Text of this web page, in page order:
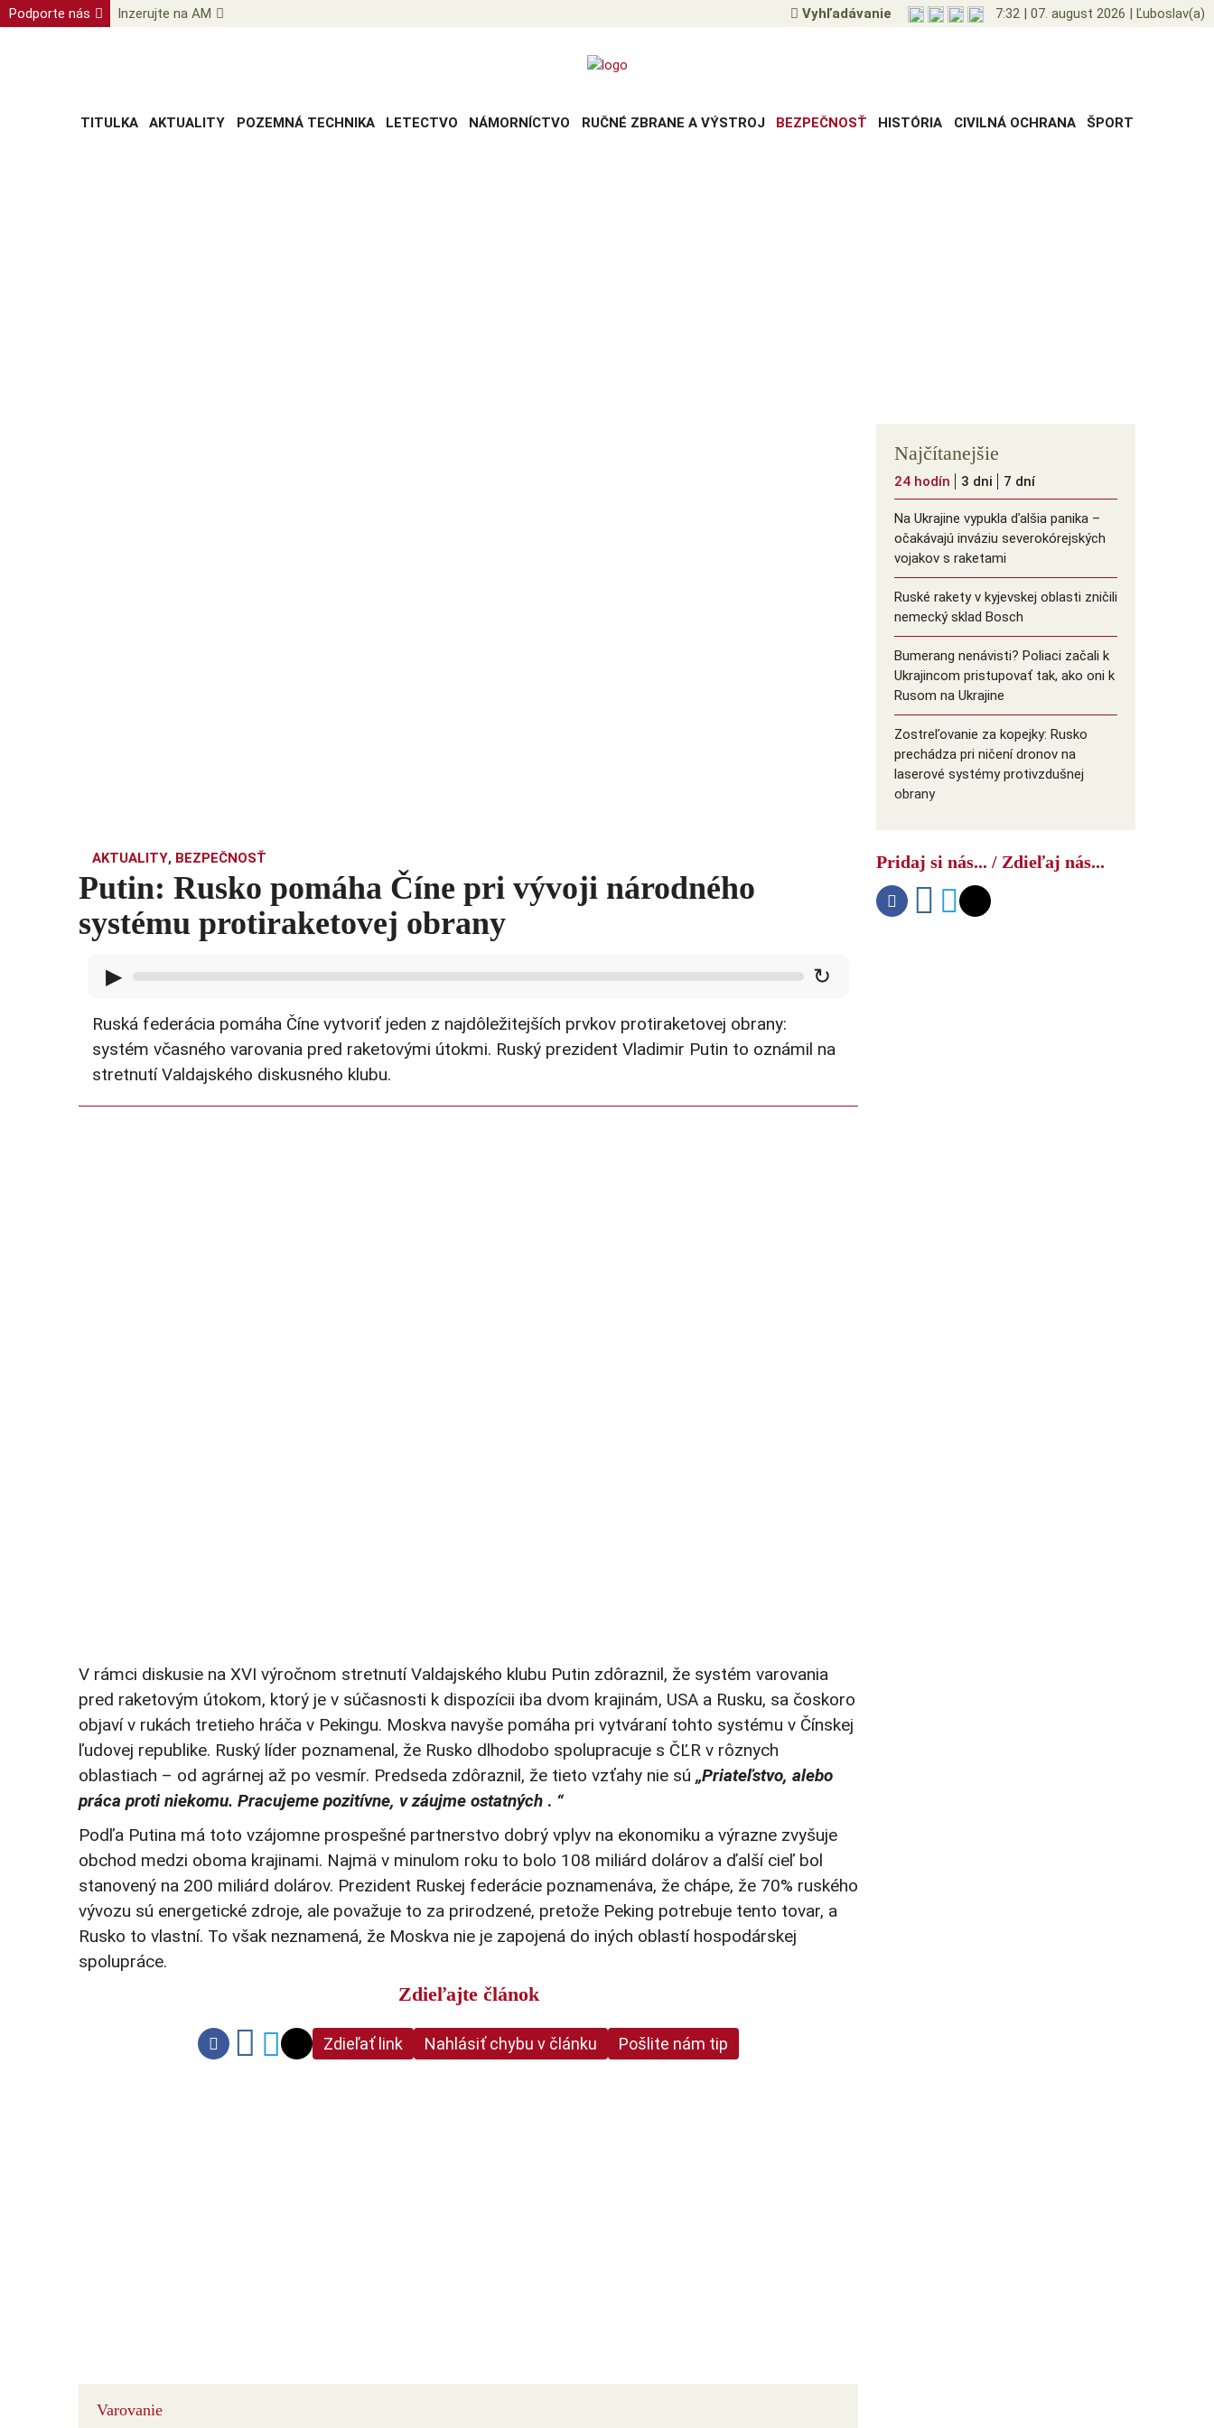
Podporte nás Inzerujte na AM Vyhľadávanie 7:32 | 07. august 2026 | Ľuboslav(a)
TITULKA AKTUALITY POZEMNÁ TECHNIKA LETECTVO NÁMORNÍCTVO RUČNÉ ZBRANE A VÝSTROJ BEZPEČNOSŤ HISTÓRIA CIVILNÁ OCHRANA ŠPORT
Najčítanejšie
24 hodín 3 dni 7 dní
Na Ukrajine vypukla ďalšia panika –
očakávajú inváziu severokórejských
vojakov s raketami
Ruské rakety v kyjevskej oblasti zničili
nemecký sklad Bosch
Bumerang nenávisti? Poliaci začali k
Ukrajincom pristupovať tak, ako oni k
Rusom na Ukrajine
Zostreľovanie za kopejky: Rusko
prechádza pri ničení dronov na
laserové systémy protivzdušnej
obrany
vysokorýchlostnou raketou
znepokojil americké námorníctvo
AKTUALITY, BEZPEČNOSŤ
Putin: Rusko pomáha Číne pri vývoji národného
systému protiraketovej obrany
▶ ↻
Ruská federácia pomáha Číne vytvoriť jeden z najdôležitejších prvkov protiraketovej obrany:
systém včasného varovania pred raketovými útokmi. Ruský prezident Vladimir Putin to oznámil na
stretnutí Valdajského diskusného klubu.
V rámci diskusie na XVI výročnom stretnutí Valdajského klubu Putin zdôraznil, že systém varovania
pred raketovým útokom, ktorý je v súčasnosti k dispozícii iba dvom krajinám, USA a Rusku, sa čoskoro
objaví v rukách tretieho hráča v Pekingu. Moskva navyše pomáha pri vytváraní tohto systému v Čínskej
ľudovej republike. Ruský líder poznamenal, že Rusko dlhodobo spolupracuje s ČĽR v rôznych
oblastiach – od agrárnej až po vesmír. Predseda zdôraznil, že tieto vzťahy nie sú „Priateľstvo, alebo
práca proti niekomu. Pracujeme pozitívne, v záujme ostatných . “
Podľa Putina má toto vzájomne prospešné partnerstvo dobrý vplyv na ekonomiku a výrazne zvyšuje
obchod medzi oboma krajinami. Najmä v minulom roku to bolo 108 miliárd dolárov a ďalší cieľ bol
stanovený na 200 miliárd dolárov. Prezident Ruskej federácie poznamenáva, že chápe, že 70% ruského
vývozu sú energetické zdroje, ale považuje to za prirodzené, pretože Peking potrebuje tento tovar, a
Rusko to vlastní. To však neznamená, že Moskva nie je zapojená do iných oblastí hospodárskej
spolupráce.
Zdieľajte článok
Zdieľať link Nahlásiť chybu v článku Pošlite nám tip
Varovanie
Pridaj si nás... / Zdieľaj nás...